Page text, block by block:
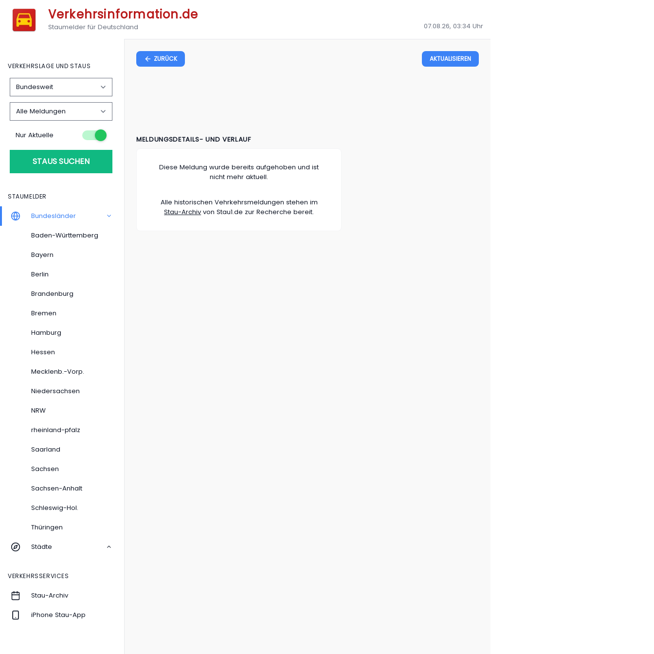
Verkehrsinformation.de
Staumelder für Deutschland 07.08.26, 03:34Uhr
VERKEHRSLAGE UND STAUS
Nur Aktuelle
STAUS SUCHEN
STAUMELDER
Bundesländer
Baden-Württemberg
Bayern
Berlin
Brandenburg
Bremen
Hamburg
Hessen
Mecklenb.-Vorp.
Niedersachsen
NRW
rheinland-pfalz
Saarland
Sachsen
Sachsen-Anhalt
Schleswig-Hol.
Thüringen
Städte
VERKEHRSSERVICES
Stau-Archiv
iPhone Stau-App
ZURÜCK AKTUALISIEREN
MELDUNGSDETAILS- UND VERLAUF
Diese Meldung wurde bereits aufgehoben und ist
nicht mehr aktuell.
Alle historischen Vehrkehrsmeldungen stehen im
Stau-Archiv von Stau1.de zur Recherche bereit.